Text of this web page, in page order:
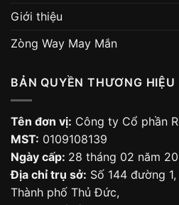
Giới thiệu
Zòng Way May Mắn
BẢN QUYỀN THƯƠNG HIỆU
Tên đơn vị: Công ty Cổ phần
MST: 0109108139
Ngày cấp: 28 tháng 02 năm
Địa chỉ trụ sở: Số 144 đường
Thành phố Thủ Đức,